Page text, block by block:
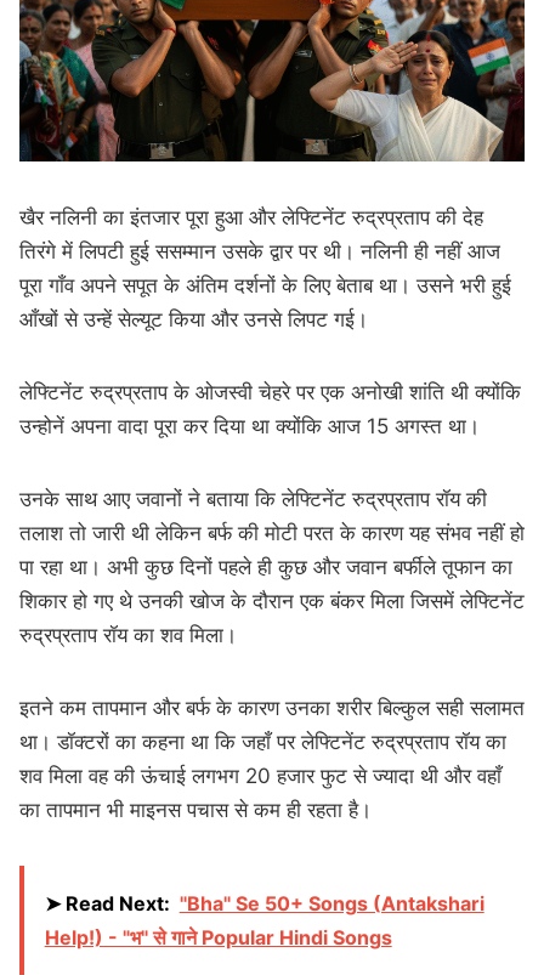
खैर नलिनी का इंतजार पूरा हुआ और लेफ्टिनेंट रुद्रप्रताप की देह
तिरंगे में लिपटी हुई ससम्मान उसके द्वार पर थी। नलिनी ही नहीं आज
पूरा गाँव अपने सपूत के अंतिम दर्शनों के लिए बेताब था। उसने भरी हुई
आँखों से उन्हें सेल्यूट किया और उनसे लिपट गई।
लेफ्टिनेंट रुद्रप्रताप के ओजस्वी चेहरे पर एक अनोखी शांति थी क्योंकि
उन्होनें अपना वादा पूरा कर दिया था क्योंकि आज 15 अगस्त था।
उनके साथ आए जवानों ने बताया कि लेफ्टिनेंट रुद्रप्रताप रॉय की
तलाश तो जारी थी लेकिन बर्फ की मोटी परत के कारण यह संभव नहीं हो
पा रहा था। अभी कुछ दिनों पहले ही कुछ और जवान बर्फीले तूफान का
शिकार हो गए थे उनकी खोज के दौरान एक बंकर मिला जिसमें लेफ्टिनेंट
रुद्रप्रताप रॉय का शव मिला।
इतने कम तापमान और बर्फ के कारण उनका शरीर बिल्कुल सही सलामत
था। डॉक्टरों का कहना था कि जहाँ पर लेफ्टिनेंट रुद्रप्रताप रॉय का
शव मिला वह की ऊंचाई लगभग 20 हजार फुट से ज्यादा थी और वहाँ
का तापमान भी माइनस पचास से कम ही रहता है।
➤ Read Next: "Bha" Se 50+ Songs (Antakshari
Help!) - "भ" से गाने Popular Hindi Songs